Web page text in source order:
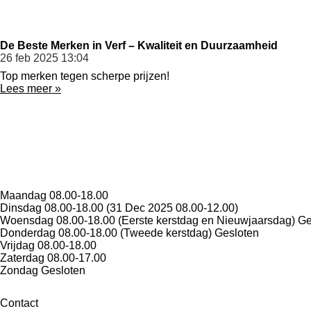
De Beste Merken in Verf – Kwaliteit en Duurzaamheid
26 feb 2025 13:04
Top merken tegen scherpe prijzen!
Lees meer »
Maandag 08.00-18.00
Dinsdag 08.00-18.00 (31 Dec 2025 08.00-12.00)
Woensdag 08.00-18.00 (Eerste kerstdag en Nieuwjaarsdag)
Donderdag 08.00-18.00 (Tweede kerstdag) Gesloten
Vrijdag 08.00-18.00
Zaterdag 08.00-17.00
Zondag Gesloten
Contact